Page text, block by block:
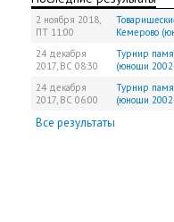
2 ноября 2018,
ПТ 11:00
Кемерово
24 декабря
2017, ВС 08:30
Турнир
(юноши
24 декабря
2017, ВС 06:00
Турнир
(юноши
Все результаты